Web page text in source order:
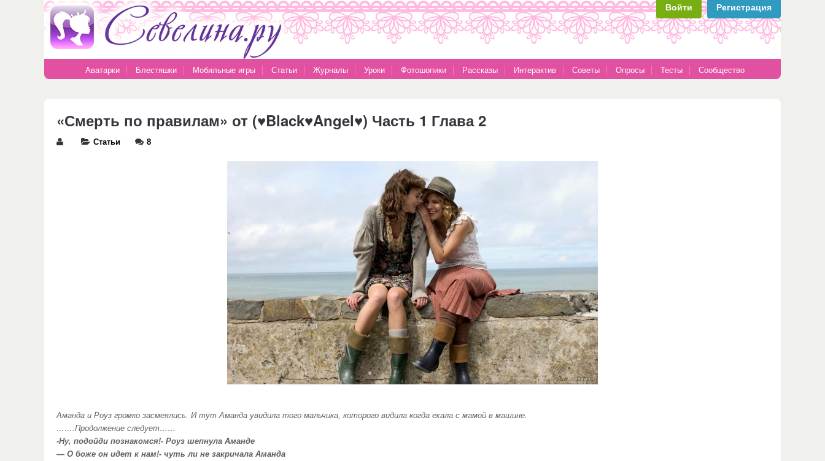
Войти Регистрация
Аватарки Блестяшки Мобильные игры Статьи Журналы Уроки Фотошопики Рассказы Интерактив Советы Опросы Тесты Сообщество
«Смерть по правилам» от (♥Black♥Angel♥) Часть 1 Глава 2
Статьи 8
Аманда и Роуз громко засмеялись. И тут Аманда увидила того мальчика, которого видила когда ехала с мамой в машине.
…….Продолжение следует……
-Ну, подойди познакомся!- Роуз шепнула Аманде
— О боже он идет к нам!- чуть ли не закричала Аманда